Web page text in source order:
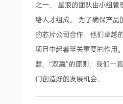
之一。 星浪的团队由小组管
络人才组成。 为了确保产品
的芯片公司合作，他们卓越
项目中起着至关重要的作用
慧，“双赢”的原则，我们一
们创造好的发展机会。